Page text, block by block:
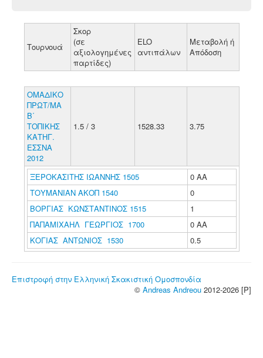
Τουρνουά
Σκορ
(σε
αξιολογημένες
παρτίδες)
ELO
αντιπάλων
Μεταβολή ή
Απόδοση
ΟΜΑΔΙΚΟ
ΠΡΩΤ/ΜΑ
Β΄
ΤΟΠΙΚΗΣ
ΚΑΤΗΓ.
ΕΣΣΝΑ
2012
1.5 / 3 1528.33 3.75
ΞΕΡΟΚΑΣΙΤΗΣ ΙΩΑΝΝΗΣ 1505
0 ΑΑ
ΤΟΥΜΑΝΙΑΝ ΑΚΟΠ 1540
0
ΒΟΡΓΙΑΣ ΚΩΝΣΤΑΝΤΙΝΟΣ 1515
1
ΠΑΠΑΜΙΧΑΗΛ ΓΕΩΡΓΙΟΣ 1700
0 ΑΑ
ΚΟΓΙΑΣ ΑΝΤΩΝΙΟΣ 1530
0.5
Επιστροφή στην Ελληνική Σκακιστική Ομοσπονδία
© Andreas Andreou 2012-2026 [P]